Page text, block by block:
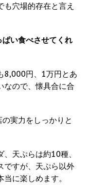
穴場的存在と言え
い食べさせてくれ
8,000円、1万円とあ
なので、懐具合に合
実力をしっかりと
天ぷらは約10種、
ですが、天ぷら以外
に楽しめます。